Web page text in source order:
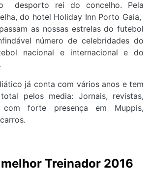
desporto rei do concelho. Pela
do hotel Holiday Inn Porto Gaia,
as nossas estrelas do futebol
número de celebridades do
nacional e internacional e do
já conta com vários anos e tem
pelos media: Jornais, revistas,
com forte presença em Muppis,
melhor Treinador 2016